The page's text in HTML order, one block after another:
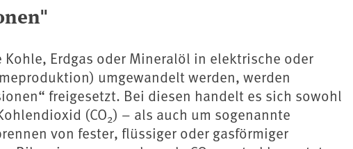
Erdgas oder Mineralöl in elektrische oder
umgewandelt werden, werden
freigesetzt. Bei diesen handelt es sich sowohl
(CO2) – als auch um sogenannte
von fester, flüssiger oder gasförmiger